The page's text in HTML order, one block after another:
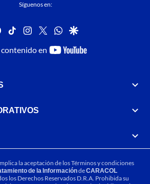
Síguenos en:
facebook
tiktok instagram
twitterwhatsapp
google
en
youtube-
la aceptación de losTérminos y condiciones
de la InformacióndeCARACOL
los Derechos Reservados D.R.A. Prohibida su